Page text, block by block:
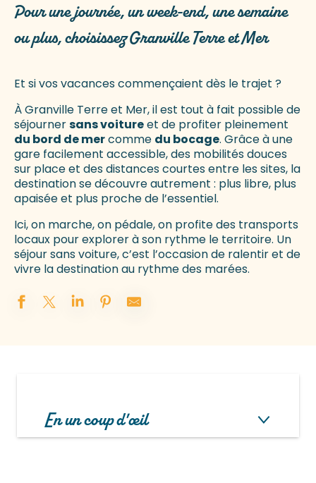
Pour une journée, un week-end, une semaine
ou plus, choisissez Granville Terre et Mer
Et si vos vacances commençaient dès le trajet ?
À Granville Terre et Mer, il est tout à fait possible de
séjournersans voitureet de profiter pleinement
du bord de mercomme du bocage. Grâce à une
gare facilement accessible, des mobilités douces
sur place et des distances courtes entre les sites, la
destination se découvre autrement : plus libre, plus
apaisée et plus proche de l’essentiel.
Ici, on marche, on pédale, on profite des transports
locaux pour explorer à son rythme le territoire. Un
séjour sans voiture, c’est l’occasion de ralentir et de
vivre la destination au rythme des marées.
En un coup d'œil